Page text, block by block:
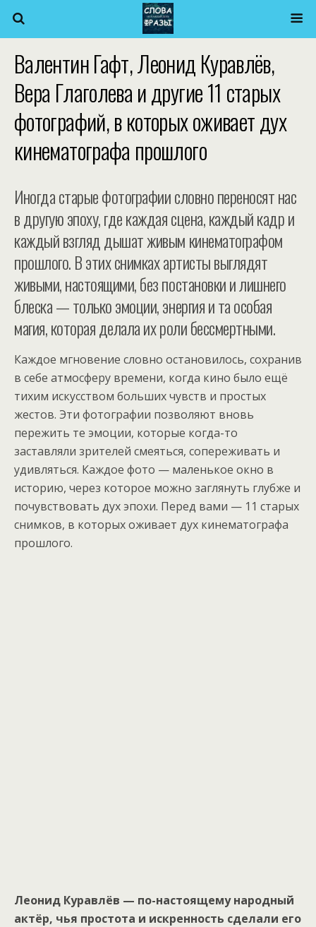
Валентин Гафт, Леонид Куравлёв,
Вера Глаголева и другие 11 старых
фотографий, в которых оживает дух
кинематографа прошлого
Иногда старые фотографии словно переносят нас
в другую эпоху, где каждая сцена, каждый кадр и
каждый взгляд дышат живым кинематографом
прошлого. В этих снимках артисты выглядят
живыми, настоящими, без постановки и лишнего
блеска — только эмоции, энергия и та особая
магия, которая делала их роли бессмертными.
Каждое мгновение словно остановилось, сохранив
в себе атмосферу времени, когда кино было ещё
тихим искусством больших чувств и простых
жестов. Эти фотографии позволяют вновь
пережить те эмоции, которые когда-то
заставляли зрителей смеяться, сопереживать и
удивляться. Каждое фото — маленькое окно в
историю, через которое можно заглянуть глубже и
почувствовать дух эпохи. Перед вами — 11 старых
снимков, в которых оживает дух кинематографа
прошлого.
Леонид Куравлёв — по-настоящему народный
актёр, чья простота и искренность сделали его